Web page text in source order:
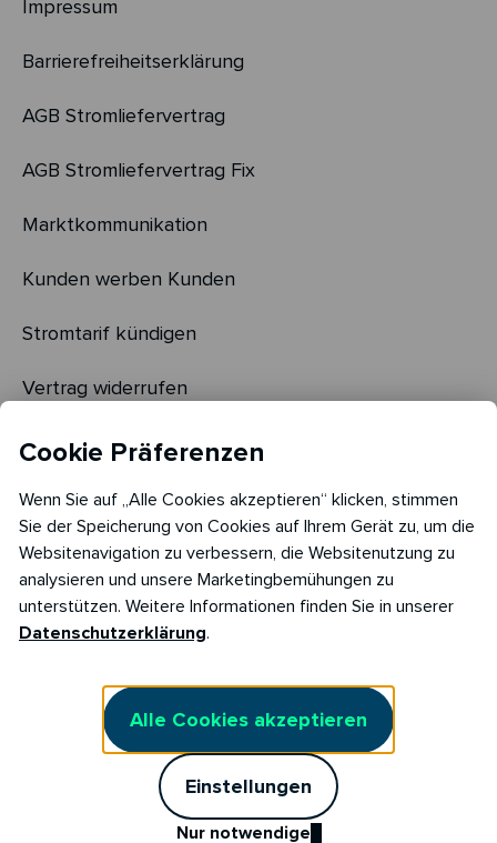
Impressum
Barrierefreiheitserklärung
AGB Stromliefervertrag
AGB Stromliefervertrag Fix
Marktkommunikation
Kunden werben Kunden
Stromtarif kündigen
Vertrag widerrufen
Cookie Einstellungen
Copyright © 2026
RABOT Charge GmbH
Reimersbrücke 5,
20457 Hamburg
Cookie Präferenzen
Wenn Sie auf „Alle Cookies akzeptieren“ klicken, stimmen
Sie der Speicherung von Cookies auf Ihrem Gerät zu, um die
Websitenavigation zu verbessern, die Websitenutzung zu
analysieren und unsere Marketingbemühungen zu
unterstützen. Weitere Informationen finden Sie in unserer
Datenschutzerklärung.
Alle Cookies akzeptieren
Einstellungen
Nur notwendige